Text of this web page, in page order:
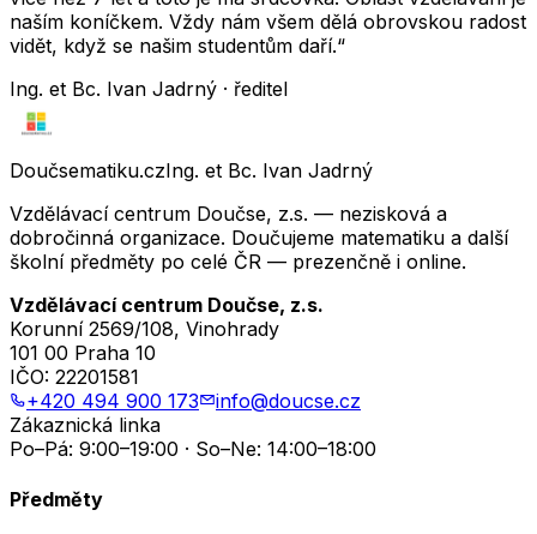
naším koníčkem. Vždy nám všem dělá obrovskou radost
vidět, když se našim studentům daří.“
Ing. et Bc. Ivan Jadrný · ředitel
Doučsematiku.czIng. et Bc. Ivan Jadrný
Vzdělávací centrum Doučse, z.s. — nezisková a
dobročinná organizace. Doučujeme matematiku a další
školní předměty po celé ČR — prezenčně i online.
Vzdělávací centrum Doučse, z.s.
Korunní 2569/108, Vinohrady
101 00 Praha 10
IČO: 22201581
+420 494 900 173
info@doucse.cz
Zákaznická linka
Po–Pá: 9:00–19:00 · So–Ne: 14:00–18:00
Předměty